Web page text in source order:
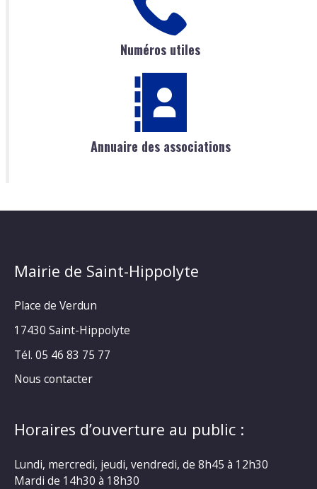
Numéros utiles
Annuaire des associations
Mairie de Saint-Hippolyte
Place de Verdun
17430 Saint-Hippolyte
Tél. 05 46 83 75 77
Nous contacter
Horaires d’ouverture au public :
Lundi, mercredi, jeudi, vendredi, de 8h45 à 12h30
Mardi de 14h30 à 18h30